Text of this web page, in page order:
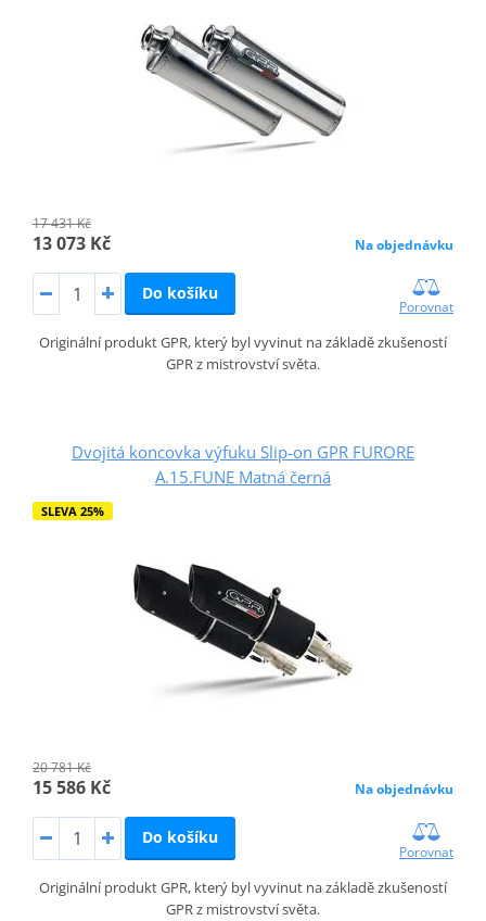
17 431 Kč
13 073 Kč Na objednávku
Do košíku
Porovnat
Originální produkt GPR, který byl vyvinut na základě zkušeností
GPR z mistrovství světa.
Dvojitá koncovka výfuku Slip-on GPR FURORE
A.15.FUNE Matná černá
SLEVA 25%
20 781 Kč
15 586 Kč Na objednávku
Do košíku
Porovnat
Originální produkt GPR, který byl vyvinut na základě zkušeností
GPR z mistrovství světa.